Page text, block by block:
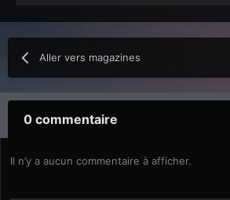
Aller vers magazines
0 commentaire
Il n’y a aucun commentaire à afficher.